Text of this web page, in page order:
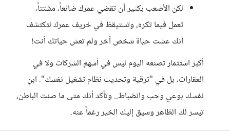
لكن الأصعب بكثير أن تقضي عمرك ضائعاً، مشتتاً،
تعمل فيما تكره، وتستيقظ في خريف عمرك لتكتشف
أنك عشت حياة شخص آخر ولم تعش حياتك أنت!
أكبر استثمار تصنعه اليوم ليس في أسهم الشركات ولا في
العقارات، بل في "ترقية وتحديث نظام تشغيل نفسك". ابنِ
نفسك بوعي وحب وانضباط.. وتأكد أنك متى ما صنت الباطن،
تيسر لك الظاهر وسيق إليك الخير رغماً عنه.